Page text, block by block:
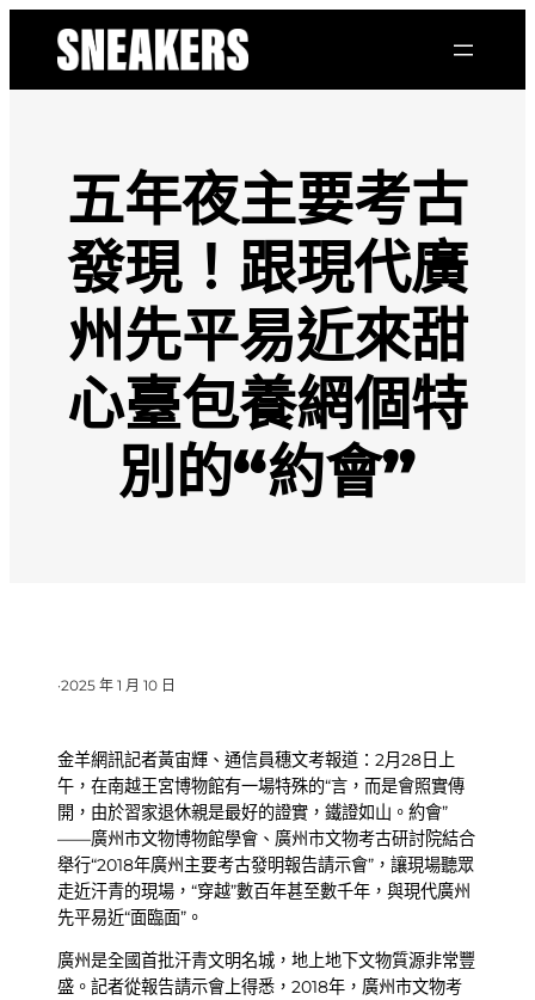
五年夜主要考古
發現！跟現代廣
州先平易近來甜
心臺包養網個特
別的“約會”
·2025 年 1 月 10 日
金羊網訊記者黃宙輝、通信員穗文考報道：2月28日上
午，在南越王宮博物館有一場特殊的“言，而是會照實傳
開，由於習家退休親是最好的證實，鐵證如山。約會”
——廣州市文物博物館學會、廣州市文物考古研討院結合
舉行“2018年廣州主要考古發明報告請示會”，讓現場聽眾
走近汗青的現場，“穿越”數百年甚至數千年，與現代廣州
先平易近“面臨面”。
廣州是全國首批汗青文明名城，地上地下文物質源非常豐
盛。記者從報告請示會上得悉，2018年，廣州市文物考